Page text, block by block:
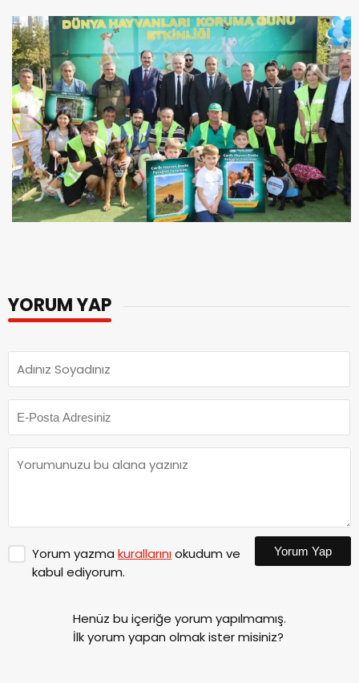
YORUM YAP
Yorum yazma kurallarınıokudum ve
kabul ediyorum.
Yorum Yap
Henüz bu içeriğe yorum yapılmamış.
İlk yorum yapan olmak ister misiniz?